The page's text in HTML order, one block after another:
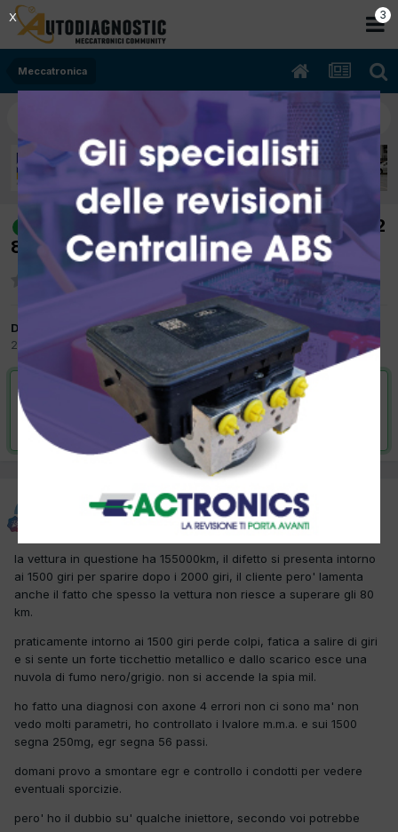
Meccatronica
risolto
[nissan almera 07/2002 2184cc YD22
84Kw Diesel] perdita di colpi e fumo
Da max72
27 Marzo 2012inMeccatronica
VAI ALLA SOLUZIONE
Risolta da max72, 27 Maggio 2012
max72
27 Marzo 2012
la vettura in questione ha 155000km, il difetto si presenta intorno
ai 1500 giri per sparire dopo i 2000 giri, il cliente pero' lamenta
anche il fatto che spesso la vettura non riesce a superare gli 80
km.
praticamente intorno ai 1500 giri perde colpi, fatica a salire di giri
e si sente un forte ticchettio metallico e dallo scarico esce una
nuvola di fumo nero/grigio. non si accende la spia mil.
ho fatto una diagnosi con axone 4 errori non ci sono ma' non
vedo molti parametri, ho controllato i lvalore m.m.a. e sui 1500
segna 250mg, egr segna 56 passi.
domani provo a smontare egr e controllo i condotti per vedere
eventuali sporcizie.
pero' ho il dubbio su' qualche iniettore, secondo voi potrebbe
3
X